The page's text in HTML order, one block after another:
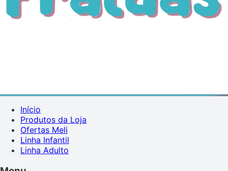
Início
Produtos da Loja
Ofertas Meli
Linha Infantil
Linha Adulto